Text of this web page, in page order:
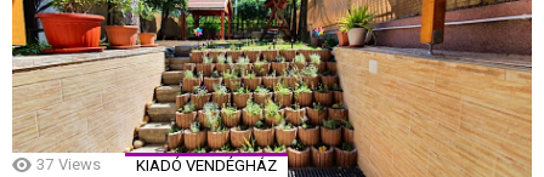
37 Views KIADÓ VENDÉGHÁZ